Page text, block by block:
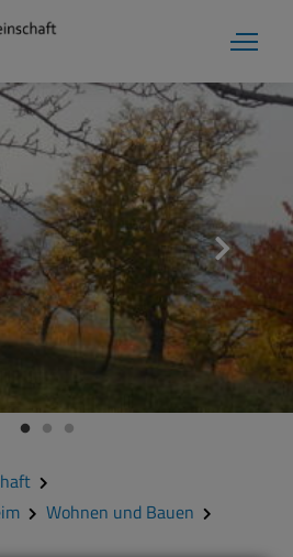
Berolzheim
Wohnen und Bauen